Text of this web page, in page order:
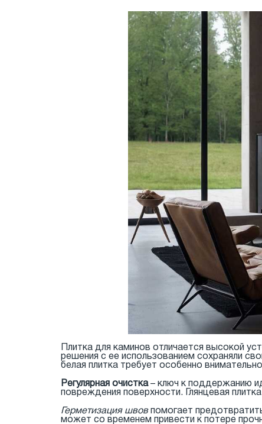
Плитка для каминов отличается высокой
решения с ее использованием сохраняли
белая плитка требует особенно
Регулярная очистка– ключ к поддержанию
повреждения поверхности. Глянцевая
Герметизация швовпомогает
может со временем привести к потере